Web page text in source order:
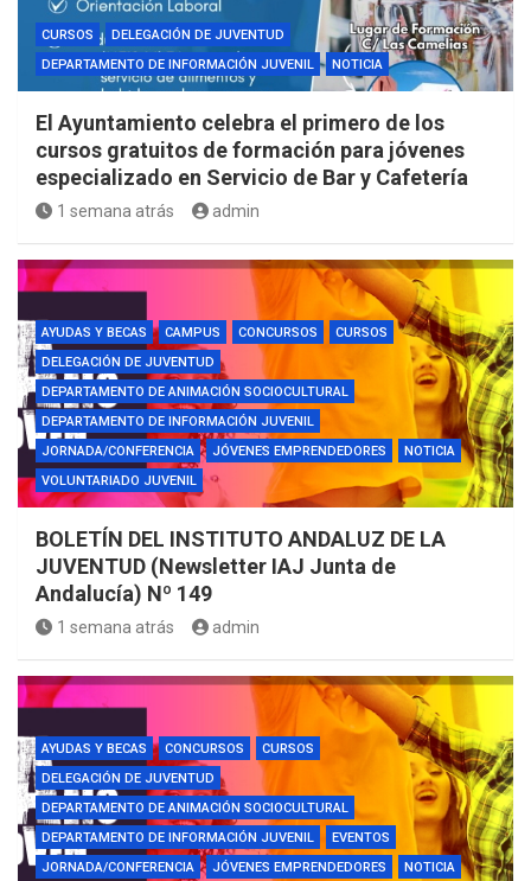
CURSOS
DELEGACIÓN DE JUVENTUD
DEPARTAMENTO DE INFORMACIÓN JUVENIL
NOTICIA
El Ayuntamiento celebra el primero de los
cursos gratuitos de formación para jóvenes
especializado en Servicio de Bar y Cafetería
1 semana atrás admin
AYUDAS Y BECAS CAMPUS CONCURSOS
CURSOS
DELEGACIÓN DE JUVENTUD
DEPARTAMENTO DE ANIMACIÓN SOCIOCULTURAL
DEPARTAMENTO DE INFORMACIÓN JUVENIL
JORNADA/CONFERENCIA
JÓVENES EMPRENDEDORES
NOTICIA
VOLUNTARIADO JUVENIL
BOLETÍN DEL INSTITUTO ANDALUZ DE LA
JUVENTUD (Newsletter IAJ Junta de
Andalucía) Nº 149
1 semana atrás admin
AYUDAS Y BECAS CONCURSOS
CURSOS
DELEGACIÓN DE JUVENTUD
DEPARTAMENTO DE ANIMACIÓN SOCIOCULTURAL
DEPARTAMENTO DE INFORMACIÓN JUVENIL
EVENTOS
JORNADA/CONFERENCIA
JÓVENES EMPRENDEDORES
NOTICIA